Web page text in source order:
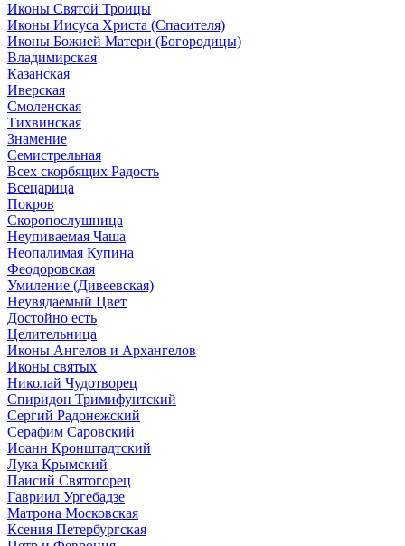
Иконы Святой Троицы
Иконы Иисуса Христа (Спасителя)
Иконы Божией Матери (Богородицы)
Владимирская
Казанская
Иверская
Смоленская
Тихвинская
Знамение
Семистрельная
Всех скорбящих Радость
Всецарица
Покров
Скоропослушница
Неупиваемая Чаша
Неопалимая Купина
Феодоровская
Умиление (Дивеевская)
Неувядаемый Цвет
Достойно есть
Целительница
Иконы Ангелов и Архангелов
Иконы святых
Николай Чудотворец
Спиридон Тримифунтский
Сергий Радонежский
Серафим Саровский
Иоанн Кронштадтский
Лука Крымский
Паисий Святогорец
Гавриил Ургебадзе
Матрона Московская
Ксения Петербургская